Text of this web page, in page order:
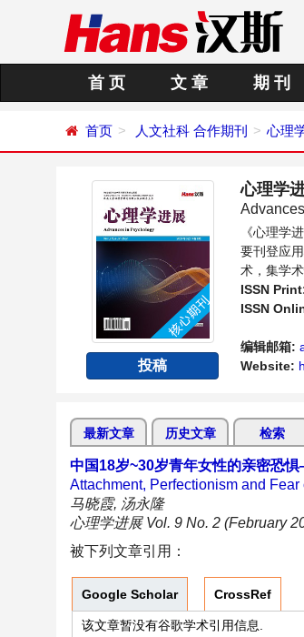
首 页 文 章 期 刊
首页 人文社科 合作期刊 心理
投稿
心理学
《心理学
要刊登应
术，集学
内不同方
ISSN
ISSN
编辑邮箱:
Website:
最新文章 历史文章 检索
中国18岁~30岁青年女性的亲密恐
Attachment, Perfectionism and
马晓霞, 汤永隆
心理学进展 Vol. 9 No. 2 (February
被下列文章引用：
Google Scholar CrossRef
该文章暂没有谷歌学术引用信息.